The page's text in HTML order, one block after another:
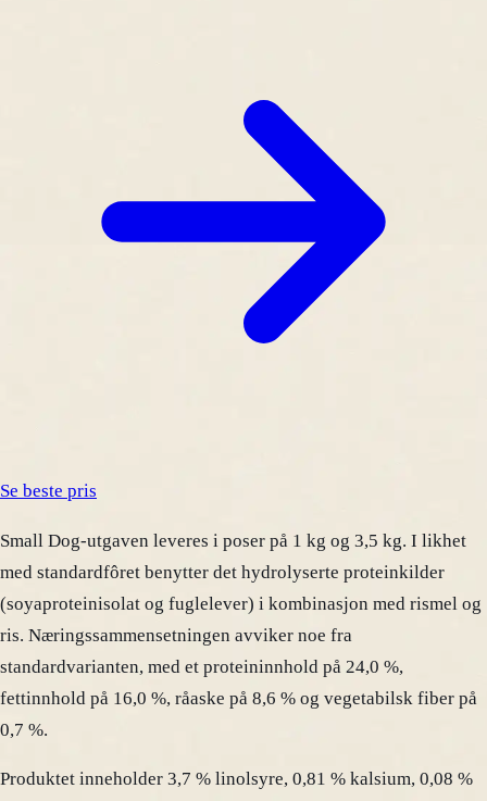
Se beste pris
Small Dog-utgaven leveres i poser på 1 kg og 3,5 kg. I likhet
med standardfôret benytter det hydrolyserte proteinkilder
(soyaproteinisolat og fuglelever) i kombinasjon med rismel og
ris. Næringssammensetningen avviker noe fra
standardvarianten, med et proteininnhold på 24,0 %,
fettinnhold på 16,0 %, råaske på 8,6 % og vegetabilsk fiber på
0,7 %.
Produktet inneholder 3,7 % linolsyre, 0,81 % kalsium, 0,08 %